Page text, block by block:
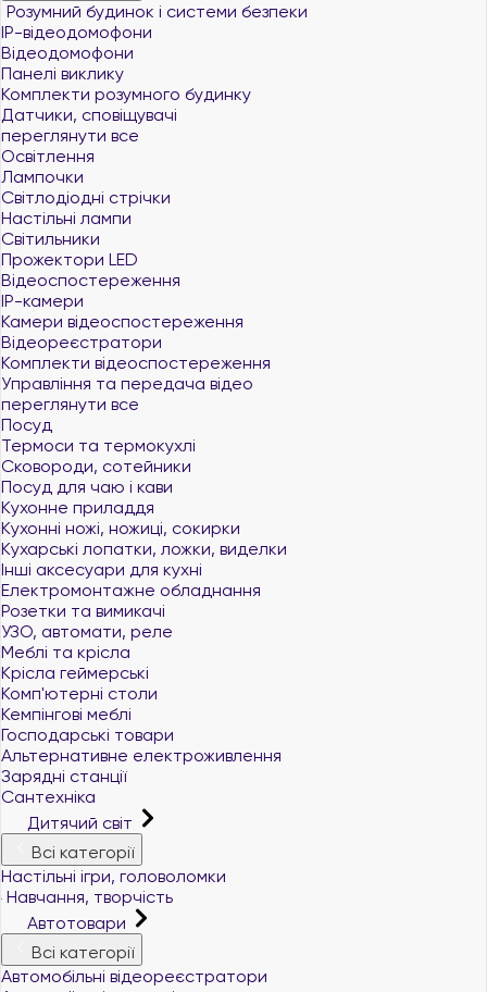
Розумний будинок і системи безпеки
IP-відеодомофони
Відеодомофони
Панелі виклику
Комплекти розумного будинку
Датчики, сповіщувачі
переглянути все
Освітлення
Лампочки
Світлодіодні стрічки
Настільні лампи
Світильники
Прожектори LED
Відеоспостереження
IP-камери
Камери відеоспостереження
Відеореєстратори
Комплекти відеоспостереження
Управління та передача відео
переглянути все
Посуд
Термоси та термокухлі
Сковороди, сотейники
Посуд для чаю і кави
Кухонне приладдя
Кухонні ножі, ножиці, сокирки
Кухарські лопатки, ложки, виделки
Інші аксесуари для кухні
Електромонтажне обладнання
Розетки та вимикачі
УЗО, автомати, реле
Меблі та крісла
Крісла геймерські
Комп'ютерні столи
Кемпінгові меблі
Господарські товари
Альтернативне електроживлення
Зарядні станції
Сантехніка
Дитячий світ
Всі категорії
Настільні ігри, головоломки
Навчання, творчість
Автотовари
Всі категорії
Автомобільні відеореєстратори